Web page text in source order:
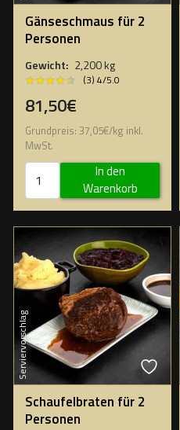
Gänseschmaus für 2
Personen
Gewicht: 2,200 kg
★★★★★
★★★★★ (3) 4/5.0
81,50€
Grundpreis: 37,05€/kg inkl.
MwSt.
In den
Warenkorb
Serviervorschlag
Schaufelbraten für 2
Personen